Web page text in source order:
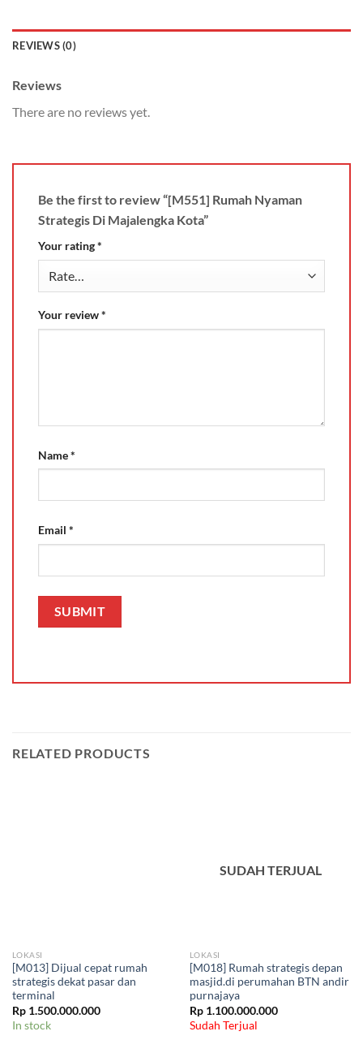
REVIEWS (0)
Reviews
There are no reviews yet.
Be the first to review “[M551] Rumah Nyaman
Strategis Di Majalengka Kota”
Your rating*
Your review*
Name*
Email *
RELATED PRODUCTS
LOKASI
[M013] Dijual cepat rumah
strategis dekat pasar dan
terminal
Rp1.500.000.000
In stock
SUDAH TERJUAL
LOKASI
[M018] Rumah strategis depan
masjid.di perumahan BTN andir
purnajaya
Rp1.100.000.000
Sudah Terjual